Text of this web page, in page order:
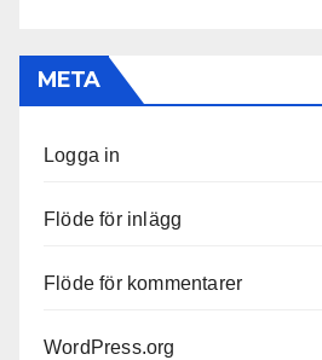
META
Logga in
Flöde för inlägg
Flöde för kommentarer
WordPress.org